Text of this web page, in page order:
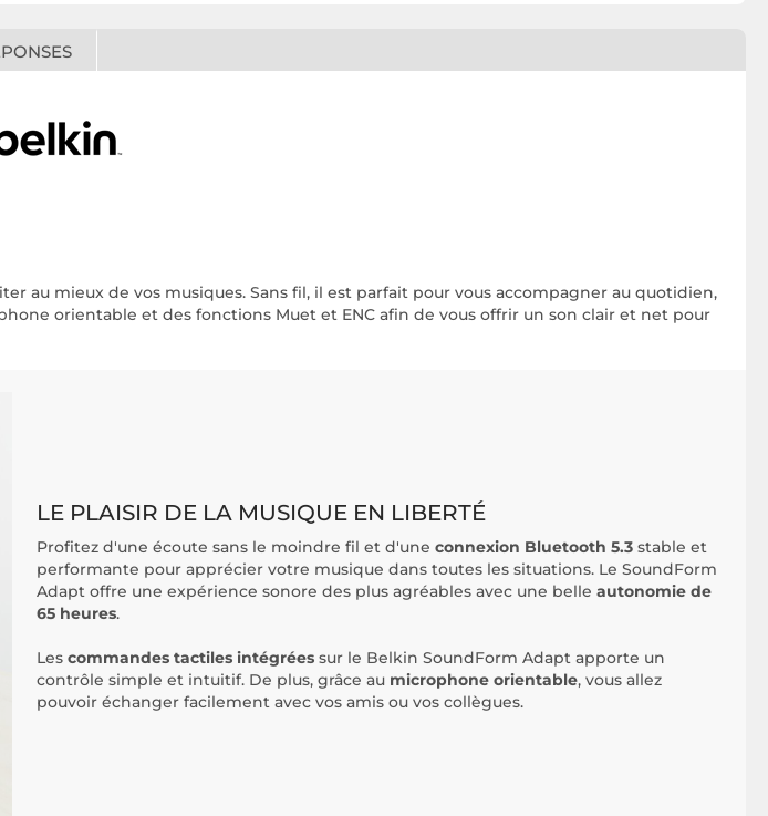
au mieux de vos musiques. Sans fil, il est parfait pour vous accompagner au quotidien,
orientable et des fonctions Muet et ENC afin de vous offrir un son clair et net pour
LE PLAISIR DE LA MUSIQUE EN LIBERTÉ
Profitez d'une écoute sans le moindre fil et d'une connexion Bluetooth 5.3 stable et
performante pour apprécier votre musique dans toutes les situations. Le SoundForm
Adapt offre une expérience sonore des plus agréables avec une belle autonomie de
65 heures.
Les commandes tactiles intégrées sur le Belkin SoundForm Adapt apporte un
contrôle simple et intuitif. De plus, grâce au microphone orientable, vous allez
pouvoir échanger facilement avec vos amis ou vos collègues.